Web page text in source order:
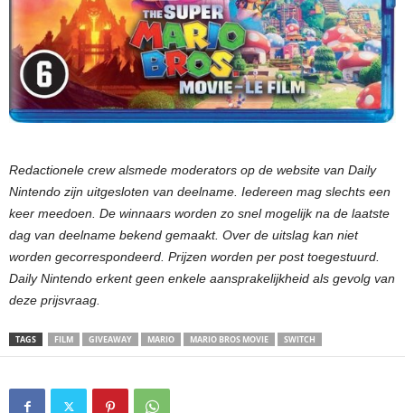
Redactionele crew alsmede moderators op de website van Daily
Nintendo zijn uitgesloten van deelname. Iedereen mag slechts een
keer meedoen. De winnaars worden zo snel mogelijk na de laatste
dag van deelname bekend gemaakt. Over de uitslag kan niet
worden gecorrespondeerd. Prijzen worden per post toegestuurd.
Daily Nintendo erkent geen enkele aansprakelijkheid als gevolg van
deze prijsvraag.
TAGS FILM GIVEAWAY MARIO MARIO BROS MOVIE SWITCH